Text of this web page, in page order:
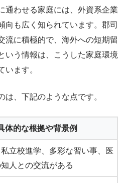
通わせる家庭には、外資系企業
向も広く知られています。郡司
流に積極的で、海外への短期留
いう情報は、こうした家庭環境
います。
は、下記のような点です。
体的な根拠や背景例
立校進学、多彩な習い事、医
人との交流がある